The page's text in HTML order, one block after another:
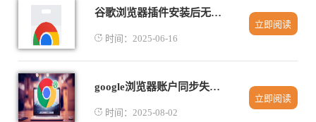
谷歌浏览器插件安装后无法打开的排查方式
时间：2025-06-16
立即阅读
google浏览器账户同步失败原因及解决方法
时间：2025-08-02
立即阅读